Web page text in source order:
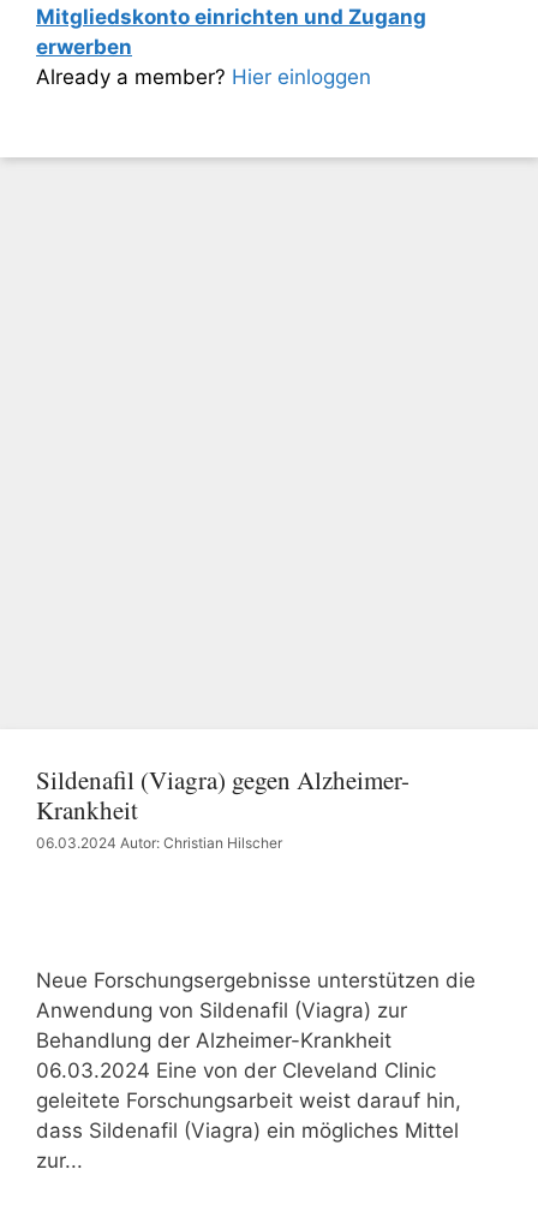
Mitgliedskonto einrichten und Zugang
erwerben
Already a member? Hier einloggen
Sildenafil (Viagra) gegen Alzheimer-
Krankheit
06.03.2024 Autor: Christian Hilscher
Neue Forschungsergebnisse unterstützen die
Anwendung von Sildenafil (Viagra) zur
Behandlung der Alzheimer-Krankheit
06.03.2024 Eine von der Cleveland Clinic
geleitete Forschungsarbeit weist darauf hin,
dass Sildenafil (Viagra) ein mögliches Mittel
zur...